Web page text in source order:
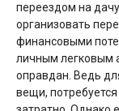
переездом на
организовать
финансовыми
личным легковым
оправдан. Ведь
вещи,